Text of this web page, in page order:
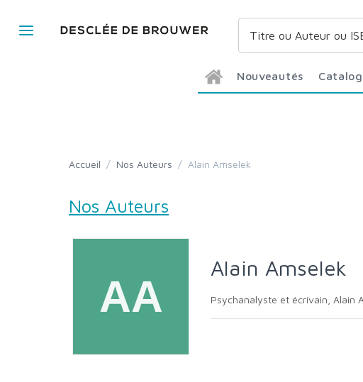
Nouveautés
Accueil / Nos Auteurs / Alain Amselek
Nos Auteurs
Alain Amselek
Psychanalyste et écrivain, Alain